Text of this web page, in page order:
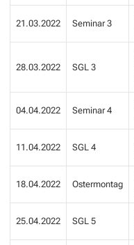
21.03.2022 Seminar 3
28.03.2022 SGL 3
04.04.2022 Seminar 4
11.04.2022 SGL 4
18.04.2022 Ostermontag
25.04.2022 SGL 5